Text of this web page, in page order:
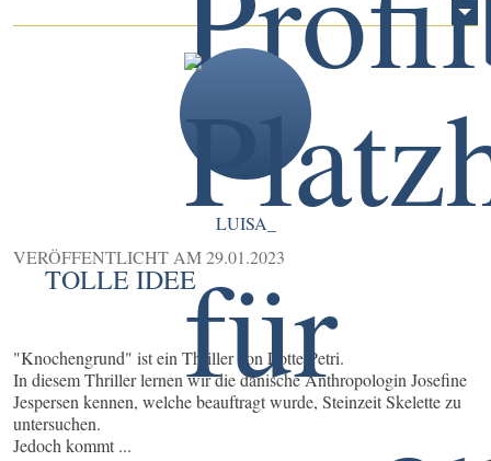
LUISA_
VERÖFFENTLICHT AM29.01.2023
TOLLE IDEE
"Knochengrund" ist ein Thriller von Lotte Petri.
In diesem Thriller lernen wir die dänische Anthropologin Josefine
Jespersen kennen, welche beauftragt wurde, Steinzeit Skelette zu
untersuchen.
Jedoch kommt ...